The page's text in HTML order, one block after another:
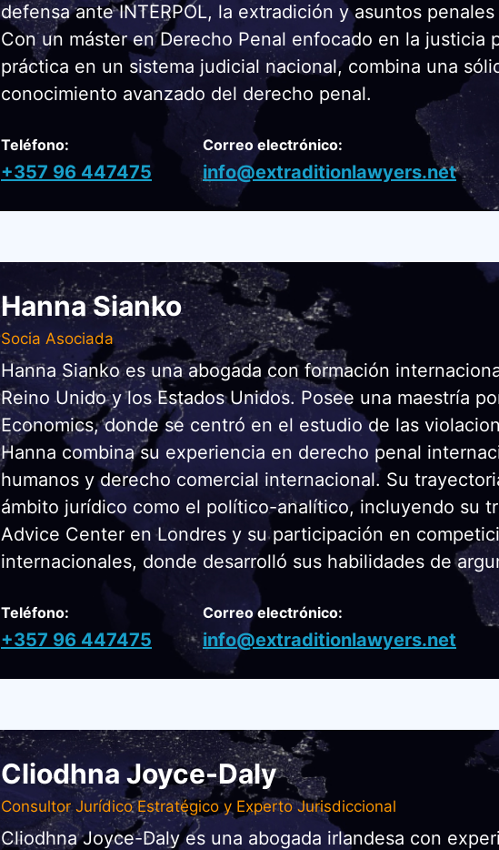
defensa ante INTERPOL, la extradición y asuntos
Con un máster en Derecho Penal enfocado en la justicia
práctica en un sistema judicial nacional, combina una
conocimiento avanzado del derecho penal.
Teléfono:
+357 96 447475
Correo electrónico:
info@extraditionlawyers.net
Hanna Sianko
Socia Asociada
Hanna Sianko es una abogada con formación
Reino Unido y los Estados Unidos. Posee una maestría
Economics, donde se centró en el estudio de las
Hanna combina su experiencia en derecho penal
humanos y derecho comercial internacional. Su
ámbito jurídico como el político-analítico, incluyendo su
Advice Center en Londres y su participación en
internacionales, donde desarrolló sus habilidades de
Teléfono:
+357 96 447475
Correo electrónico:
info@extraditionlawyers.net
Cliodhna Joyce-Daly
Consultor Jurídico Estratégico y Experto Jurisdiccional
Cliodhna Joyce-Daly es una abogada irlandesa con